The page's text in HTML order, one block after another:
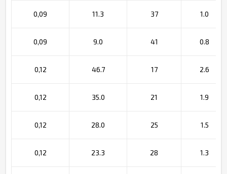
0,09 11.3 37 1.0
0,09 9.0 41 0.8
0,12 46.7 17 2.6
0,12 35.0 21 1.9
0,12 28.0 25 1.5
0,12 23.3 28 1.3